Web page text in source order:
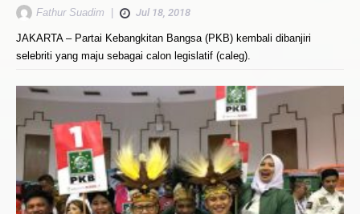
Fathur Suadim | Jul 18, 2018
JAKARTA – Partai Kebangkitan Bangsa (PKB) kembali dibanjiri
selebriti yang maju sebagai calon legislatif (caleg).